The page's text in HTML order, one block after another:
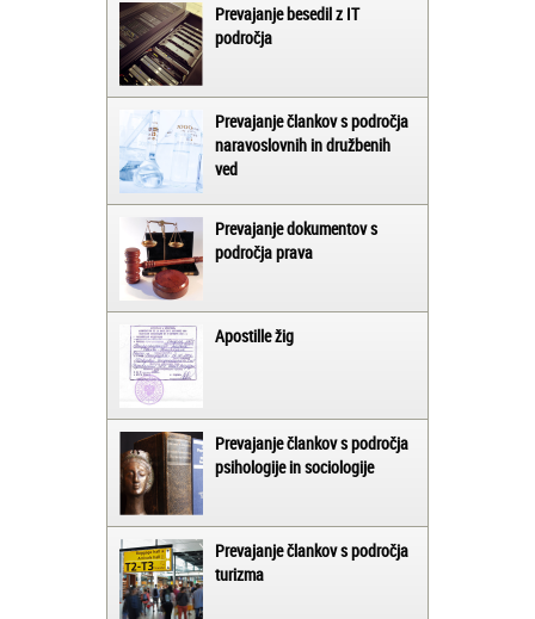
Prevajanje besedil z IT
področja
Prevajanje člankov s področja
naravoslovnih in družbenih
ved
Prevajanje dokumentov s
področja prava
Apostille žig
Prevajanje člankov s področja
psihologije in sociologije
Prevajanje člankov s področja
turizma